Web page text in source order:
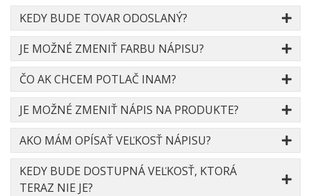
KEDY BUDE TOVAR ODOSLANÝ?
JE MOŽNÉ ZMENIŤ FARBU NÁPISU?
ČO AK CHCEM POTLAČ INAM?
JE MOŽNÉ ZMENIŤ NÁPIS NA PRODUKTE?
AKO MÁM OPÍSAŤ VEĽKOSŤ NÁPISU?
KEDY BUDE DOSTUPNÁ VEĽKOSŤ, KTORÁ
TERAZ NIE JE?